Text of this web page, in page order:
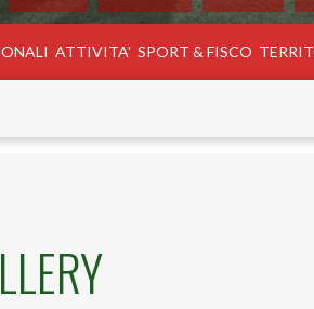
ATTIVITA' SPORT & FISCO